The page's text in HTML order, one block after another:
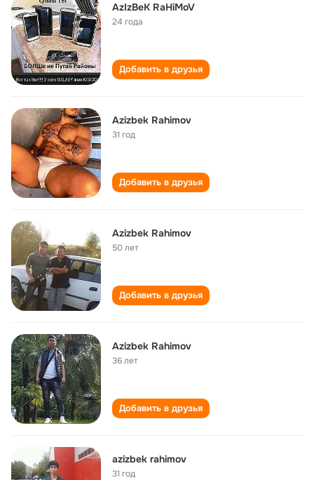
AzIzBeK RaHiMoV
24 года
Добавить в друзья
Azizbek Rahimov
31 год
Добавить в друзья
Azizbek Rahimov
50 лет
Добавить в друзья
Azizbek Rahimov
36 лет
Добавить в друзья
azizbek rahimov
31 год